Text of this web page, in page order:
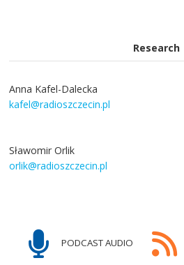
Research
Anna Kafel-Dalecka
kafel@radioszczecin.pl
Sławomir Orlik
orlik@radioszczecin.pl
PODCAST AUDIO